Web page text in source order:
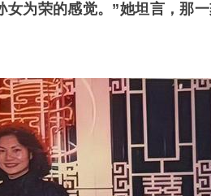
为荣的感觉。”她坦言，那